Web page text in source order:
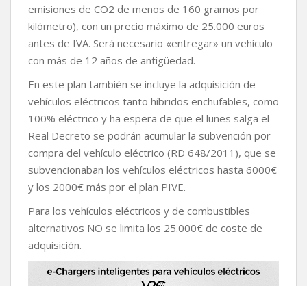
emisiones de CO2 de menos de 160 gramos por
kilómetro), con un precio máximo de 25.000 euros
antes de IVA. Será necesario «entregar» un vehículo
con más de 12 años de antigüedad.
En este plan también se incluye la adquisición de
vehículos eléctricos tanto híbridos enchufables, como
100% eléctrico y ha espera de que el lunes salga el
Real Decreto se podrán acumular la subvención por
compra del vehículo eléctrico (RD 648/2011), que se
subvencionaban los vehículos eléctricos hasta 6000€
y los 2000€ más por el plan PIVE.
Para los vehículos eléctricos y de combustibles
alternativos NO se limita los 25.000€ de coste de
adquisición.